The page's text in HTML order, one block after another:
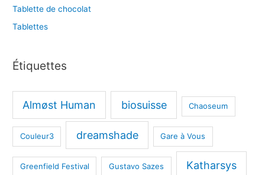
Tablette de chocolat
Tablettes
Étiquettes
Almøst Human biosuisse Chaoseum
Couleur3 dreamshade Gare à Vous
Greenfield Festival Gustavo Sazes Katharsys